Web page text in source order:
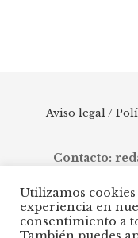
Aviso legal /
Contacto:
© 2025 AZ Costa del
Manilva, pasando por
Utilizamos
experiencia en
consentimiento a